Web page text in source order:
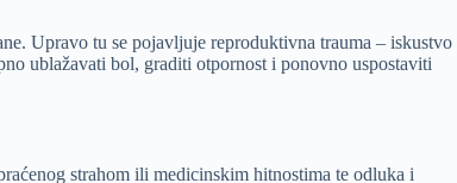
Upravo tu se pojavljuje reproduktivna trauma – iskustvo
ublažavati bol, graditi otpornost i ponovno uspostaviti
strahom ili medicinskim hitnostima te odluka i